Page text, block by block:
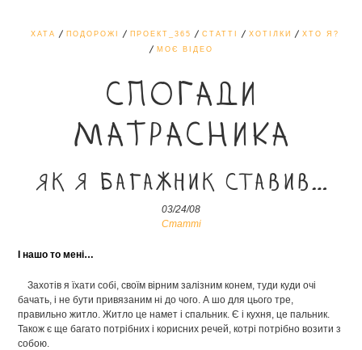
ХАТА ПОДОРОЖІ ПРОЕКТ_365 СТАТТІ ХОТІЛКИ
ХТО Я?
МОЄ ВІДЕО
СПОГАДИ
МАТРАСНИКА
Як я багажник ставив…
03/24/08
Статті
І нашо то мені…
Захотів я їхати собі, своїм вірним залізним конем, туди куди очі
бачать, і не бути привязаним ні до чого. А шо для цього тре,
правильно житло. Житло це намет і спальник. Є і кухня, це пальник.
Також є ще багато потрібних і корисних речей, котрі потрібно возити з
собою.